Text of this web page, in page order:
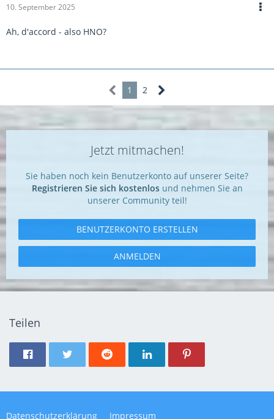
10. September 2025
Ah, d'accord - also HNO?
1 2
Jetzt mitmachen!
Sie haben noch kein Benutzerkonto auf unserer Seite?
Registrieren Sie sich kostenlosund nehmen Sie an
unserer Community teil!
BENUTZERKONTO ERSTELLEN
ANMELDEN
Teilen
Datenschutzerklärung Impressum